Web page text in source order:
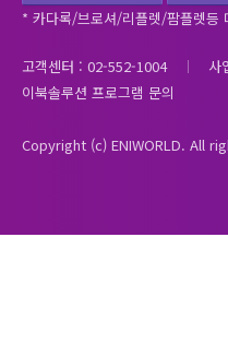
* 카다록/브로셔/리플렛/팜플렛등
고객센터 : 02-552-1004
사
이북솔루션 프로그램 문의
Copyright (c) ENIWORLD. All